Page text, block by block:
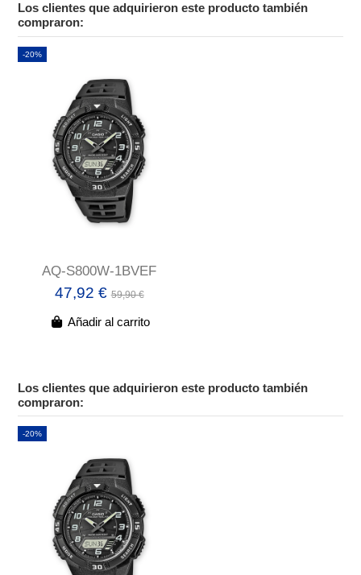
Los clientes que adquirieron este producto también
compraron:
-20%
AQ-S800W-1BVEF
47,92 €59,90 €
Añadir al carrito
Los clientes que adquirieron este producto también
compraron:
-20%